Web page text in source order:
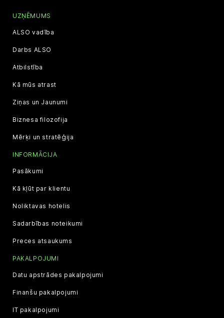
UZŅĒMUMS
ALSO vadība
Darbs ALSO
Atbilstība
Kā mūs atrast
Ziņas un Jaunumi
Biznesa filozofija
Mērķi un stratēģija
INFORMĀCIJA
Pasākumi
Kā kļūt par klientu
Noliktavas hotelis
Sadarbības noteikumi
Preces atsaukums
PAKALPOJUMI
Datu apstrādes pakalpojumi
Finanšu pakalpojumi
IT pakalpojumi